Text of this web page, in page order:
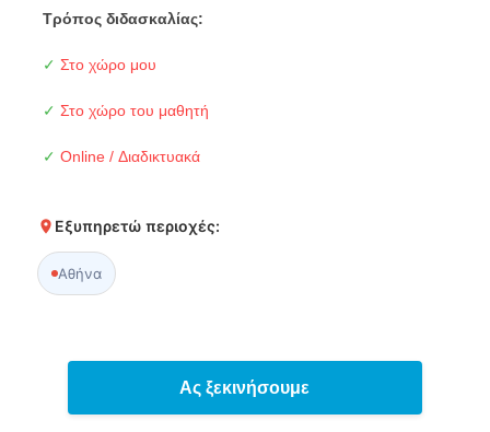
Τρόπος διδασκαλίας:
✓ Στο χώρο μου
✓ Στο χώρο του μαθητή
✓ Online / Διαδικτυακά
Εξυπηρετώ περιοχές:
Αθήνα
Ας ξεκινήσουμε